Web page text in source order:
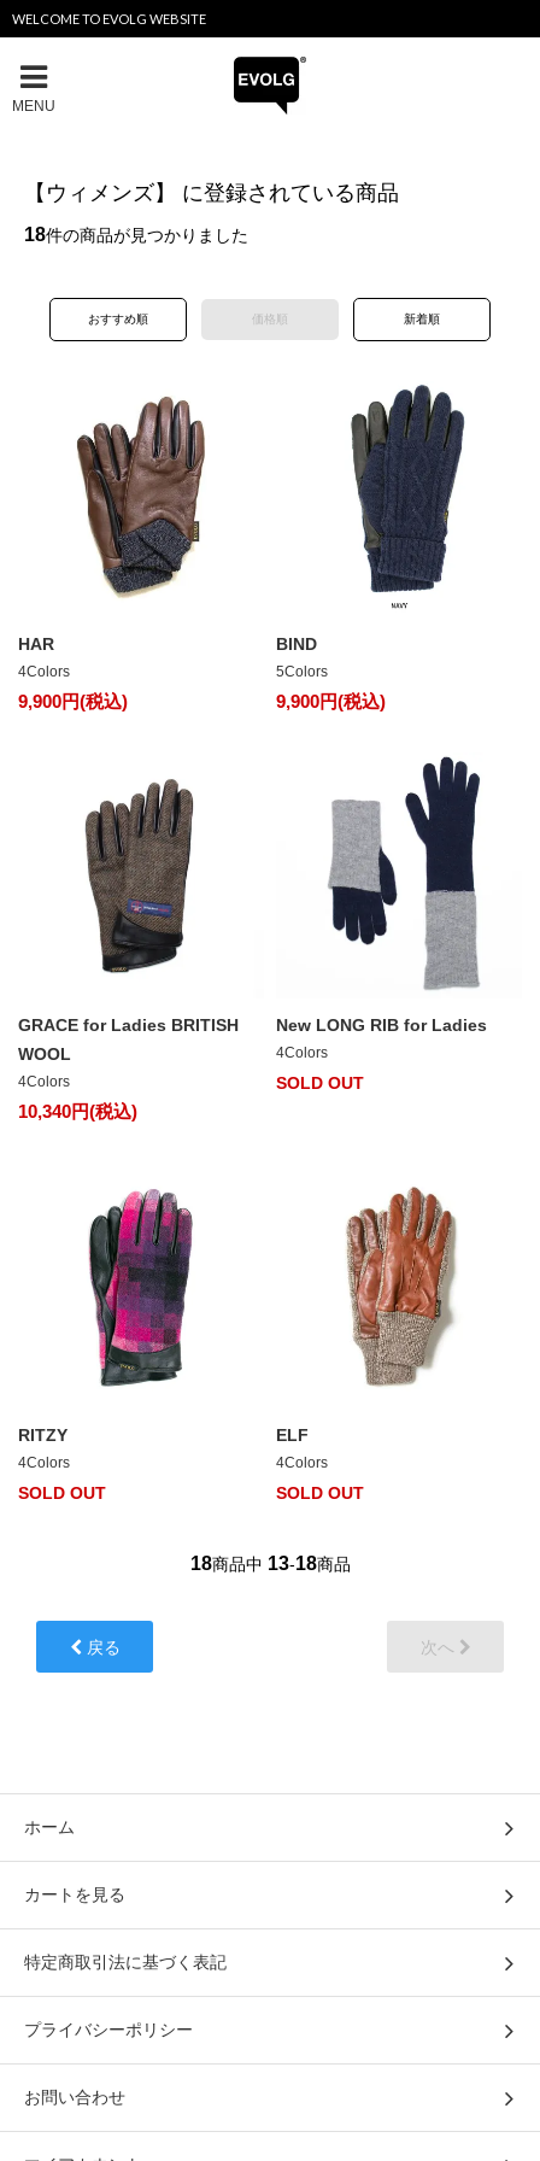
WELCOME TO EVOLG WEBSITE
MENU
【ウィメンズ】 に登録されている商品
18件の商品が見つかりました
おすすめ順 価格順 新着順
HAR
4Colors
9,900円(税込)
BIND
5Colors
9,900円(税込)
GRACE for Ladies BRITISH
WOOL
4Colors
10,340円(税込)
New LONG RIB for Ladies
4Colors
SOLD OUT
RITZY
4Colors
SOLD OUT
ELF
4Colors
SOLD OUT
18商品中 13-18商品
戻る 次へ
ホーム
カートを見る
特定商取引法に基づく表記
プライバシーポリシー
お問い合わせ